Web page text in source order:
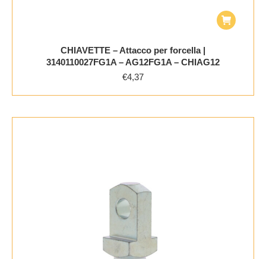
CHIAVETTE – Attacco per forcella |
3140110027FG1A – AG12FG1A – CHIAG12
€4,37